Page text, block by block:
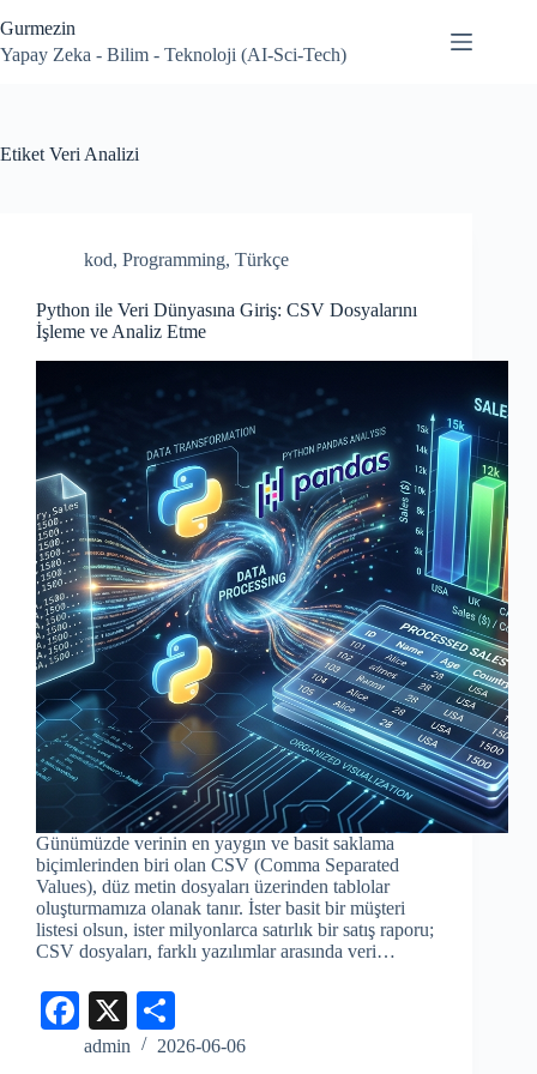
to
content
Gurmezin
Yapay Zeka - Bilim - Teknoloji (AI-Sci-Tech)
Etiket Veri Analizi
kod, Programming, Türkçe
Python ile Veri Dünyasına Giriş: CSV Dosyalarını
İşleme ve Analiz Etme
Günümüzde verinin en yaygın ve basit saklama
biçimlerinden biri olan CSV (Comma Separated
Values), düz metin dosyaları üzerinden tablolar
oluşturmamıza olanak tanır. İster basit bir müşteri
listesi olsun, ister milyonlarca satırlık bir satış raporu;
CSV dosyaları, farklı yazılımlar arasında veri…
Fa
ce
X
ha
admin 2026-06-06